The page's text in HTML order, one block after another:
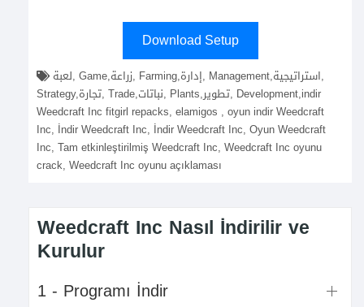
Download Setup
Strategy,تجارة, Trade,نباتات, Plants,تطوير, Development,indir
Weedcraft Inc fitgirl repacks, elamigos , oyun indir Weedcraft
Inc, İndir Weedcraft Inc, İndir Weedcraft Inc, Oyun Weedcraft
Inc, Tam etkinleştirilmiş Weedcraft Inc, Weedcraft Inc oyunu
crack, Weedcraft Inc oyunu açıklaması
Weedcraft Inc Nasıl İndirilir ve
Kurulur
1 - Programı İndir